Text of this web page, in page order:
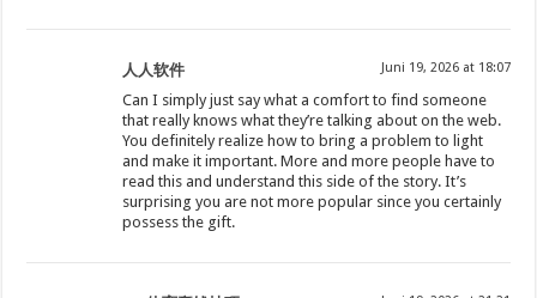
人人软件 Juni 19, 2026 at 18:07
Can I simply just say what a comfort to find someone
that really knows what they’re talking about on the web.
You definitely realize how to bring a problem to light
and make it important. More and more people have to
read this and understand this side of the story. It’s
surprising you are not more popular since you certainly
possess the gift.